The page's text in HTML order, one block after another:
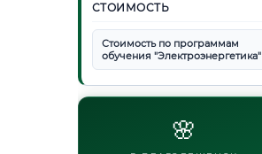
СТОИМОСТЬ
Стоимость по программам
обучения "Электроэнергетика"
🌸